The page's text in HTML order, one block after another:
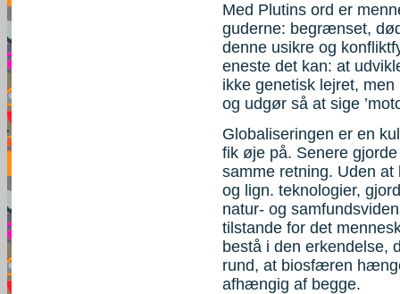
Med Plutins ord er
guderne: begrænset,
denne usikre og
eneste det kan: at
ikke genetisk lejret, men
og udgør så at sige
Globaliseringen er en
fik øje på. Senere
samme retning. Uden
og lign. teknologier,
natur- og
tilstande for det
bestå i den erkendelse,
rund, at biosfæren
afhængig af begge.